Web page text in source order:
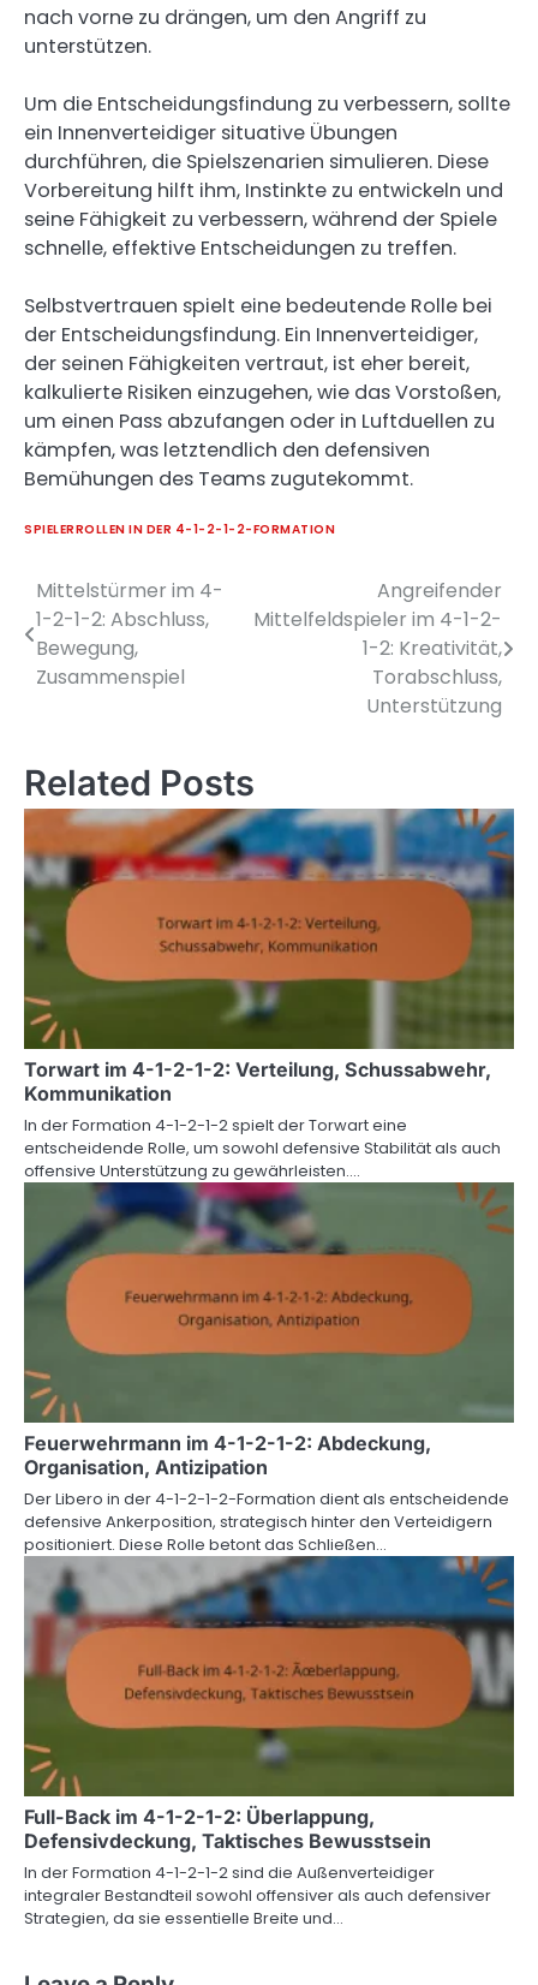
nach vorne zu drängen, um den Angriff zu
unterstützen.
Um die Entscheidungsfindung zu verbessern, sollte
ein Innenverteidiger situative Übungen
durchführen, die Spielszenarien simulieren. Diese
Vorbereitung hilft ihm, Instinkte zu entwickeln und
seine Fähigkeit zu verbessern, während der Spiele
schnelle, effektive Entscheidungen zu treffen.
Selbstvertrauen spielt eine bedeutende Rolle bei
der Entscheidungsfindung. Ein Innenverteidiger,
der seinen Fähigkeiten vertraut, ist eher bereit,
kalkulierte Risiken einzugehen, wie das Vorstoßen,
um einen Pass abzufangen oder in Luftduellen zu
kämpfen, was letztendlich den defensiven
Bemühungen des Teams zugutekommt.
SPIELERROLLEN IN DER 4-1-2-1-2-FORMATION
Post
navigation
Mittelstürmer im 4-
1-2-1-2: Abschluss,
Bewegung,
Zusammenspiel
Angreifender
Mittelfeldspieler im 4-1-2-
1-2: Kreativität,
Torabschluss,
Unterstützung
Related Posts
Torwart im 4-1-2-1-2: Verteilung, Schussabwehr,
Kommunikation
In der Formation 4-1-2-1-2 spielt der Torwart eine
entscheidende Rolle, um sowohl defensive Stabilität als auch
offensive Unterstützung zu gewährleisten.…
Feuerwehrmann im 4-1-2-1-2: Abdeckung,
Organisation, Antizipation
Der Libero in der 4-1-2-1-2-Formation dient als entscheidende
defensive Ankerposition, strategisch hinter den Verteidigern
positioniert. Diese Rolle betont das Schließen…
Full-Back im 4-1-2-1-2: Überlappung,
Defensivdeckung, Taktisches Bewusstsein
In der Formation 4-1-2-1-2 sind die Außenverteidiger
integraler Bestandteil sowohl offensiver als auch defensiver
Strategien, da sie essentielle Breite und…